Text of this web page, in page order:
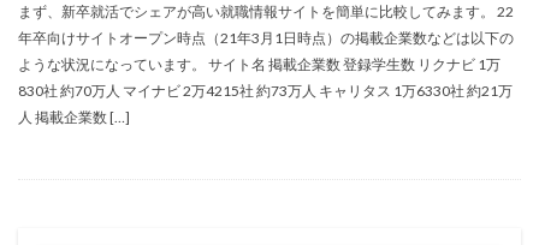
まず、新卒就活でシェアが高い就職情報サイトを簡単に比較してみます。 22
年卒向けサイトオープン時点（21年3月1日時点）の掲載企業数などは以下の
ような状況になっています。 サイト名 掲載企業数 登録学生数 リクナビ 1万
830社 約70万人 マイナビ 2万4215社 約73万人 キャリタス 1万6330社 約21万
人 掲載企業数 […]
何個
何がしたいかわからない
体験談
体育会系
内定をもらいやすい
内定欲しい